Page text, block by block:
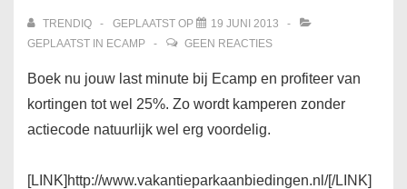
TRENDIQ GEPLAATST OP
19 JUNI 2013
GEPLAATST IN ECAMP GEEN REACTIES
Boek nu jouw last minute bij Ecamp en profiteer van
kortingen tot wel 25%. Zo wordt kamperen zonder
actiecode natuurlijk wel erg voordelig.
[LINK]http://www.vakantieparkaanbiedingen.nl/[/LINK]